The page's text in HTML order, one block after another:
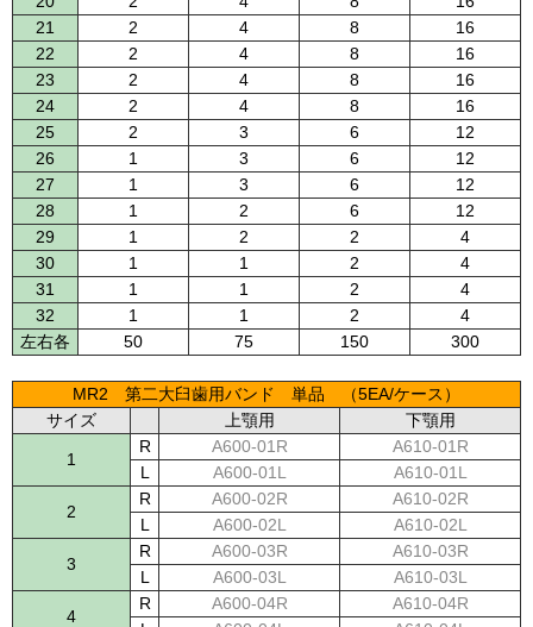
21
2 4 8
16
22
2 4 8
16
23
2 4 8
16
24
2 4 8
16
25
2 3 6
12
26
1 3 6
12
27
1 3 6
12
28
1 2 6
12
29
1 2 2
4
30
1 1 2
4
31
1 1 2
4
32
1 1 2
4
左右各
50 75 150 300
MR2 第二大臼歯用バンド 単品 （5EA/ケース）
サイズ
上顎用 下顎用
1
R A600-01R
A610-01R
L
A600-01L A610-01L
2
R A600-02R
A610-02R
L
A600-02L A610-02L
3
R A600-03R
A610-03R
L
A600-03L A610-03L
4
R A600-04R
A610-04R